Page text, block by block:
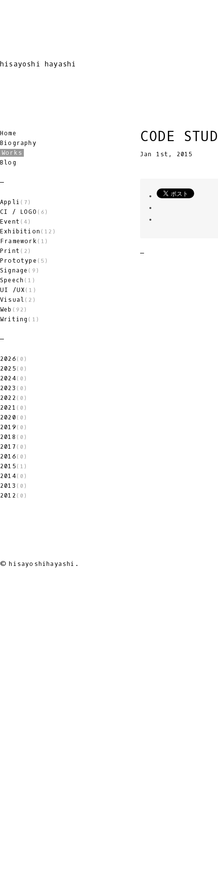
hisayoshi hayashi
Home
Biography
Works
Blog
Appli (7)
CI / LOGO (6)
Event (4)
Exhibition (12)
Framework (1)
Print (2)
Prototype (5)
Signage (9)
Speech (1)
UI /UX (1)
Visual (2)
Web (92)
Writing (1)
2026 (0)
2025 (0)
2024(0)
2023 (0)
2022 (0)
2021 (0)
2020 (0)
2019 (0)
2018 (0)
2017 (0)
2016 (0)
2015 (1)
2014(0)
2013 (0)
2012 (0)
CODE
Jan 1st, 2015
© hisayoshihayashi.